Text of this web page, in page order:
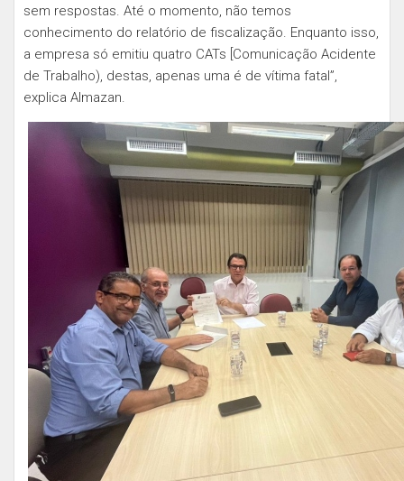
sem respostas. Até o momento, não temos
conhecimento do relatório de fiscalização. Enquanto isso,
a empresa só emitiu quatro CATs [Comunicação Acidente
de Trabalho), destas, apenas uma é de vítima fatal”,
explica Almazan.